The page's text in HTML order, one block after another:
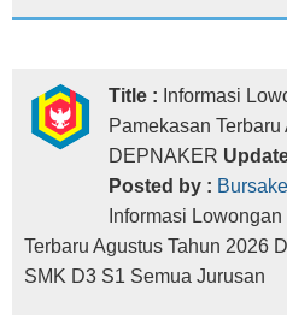
Title : Informasi
Pamekasan
DEPNAKER
Posted by :
Informasi
Terbaru Agustus Tahun 2026
SMK D3 S1 Semua Jurusan